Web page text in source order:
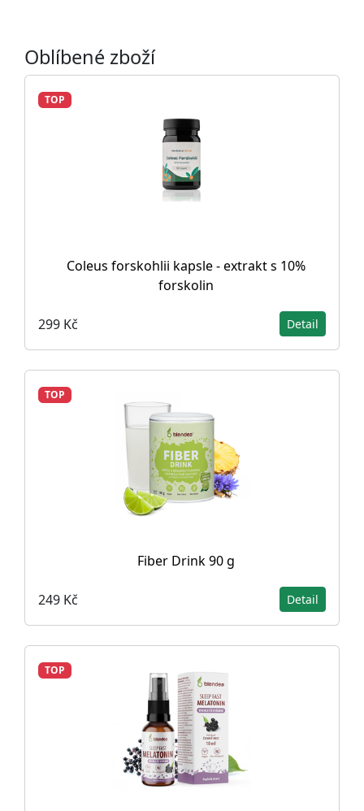
Oblíbené zboží
TOP
Coleus forskohlii kapsle - extrakt s 10%
forskolin
299 Kč Detail
TOP
Fiber Drink 90 g
249 Kč Detail
TOP